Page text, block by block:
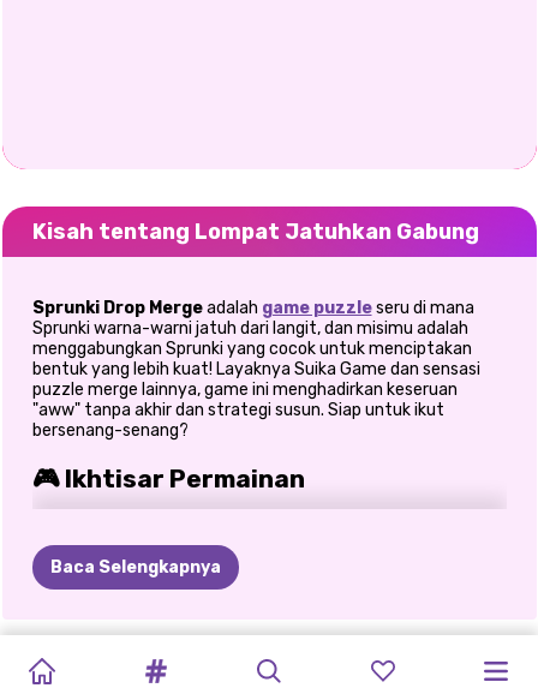
Kisah tentang Lompat Jatuhkan Gabung
Sprunki Drop Mergeadalah game puzzleseru di mana
Sprunki warna-warni jatuh dari langit, dan misimu adalah
menggabungkan Sprunki yang cocok untuk menciptakan
bentuk yang lebih kuat! Layaknya Suika Game dan sensasi
puzzle merge lainnya, game ini menghadirkan keseruan
"aww" tanpa akhir dan strategi susun. Siap untuk ikut
bersenang-senang?
🎮 Ikhtisar Permainan
kotak, dan setiap kali Anda memasangkan dua Sprunki yang
identik, mereka akan bergabung menjadi satu Sprunki yang
lebih imut. Susun dan rencanakan gerakan Anda secara
permainan berakhir!
🧸 Fitur Utama
Baca Selengkapnya
WARNAI
STOKING
BRAINROT:
MOD
CIUMAN
PISANG
TEKA-TEKI
UBIN
MAHJONG
PUZZLE
UNICORN
POTRET